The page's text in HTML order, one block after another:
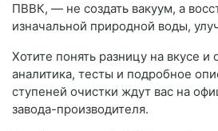
ПВВК, — не создать вакуум, а
изначальной природной воды,
Хотите понять разницу на вкусе
аналитика, тесты и подробное
ступеней очистки ждут вас на
завода-производителя.